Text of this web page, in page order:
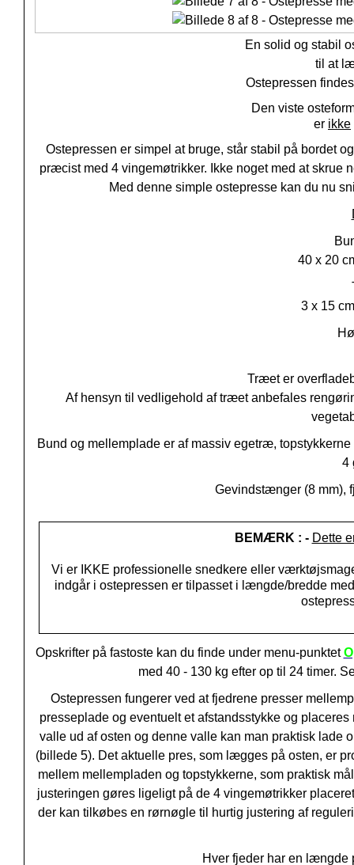
En solid og stabil
til at
Ostepressen
Den viste
er ikke
Ostepressen er simpel at bruge, står stabil på bordet
præcist med 4 vingemøtrikker. Ikke noget med at
Med denne simple ostepresse kan du nu
40 x 20
3 x 15
Træet er
Af hensyn til vedligehold af træet anbefales
Bund og mellemplade er af massiv egetræ,
4
Gevindstænger (8 mm),
BEMÆRK : - Dette
Vi er IKKE professionelle snedkere eller
indgår i ostepressen er tilpasset i længde/bredde
Opskrifter på fastoste kan du finde under menu-punktet
med 40 - 130 kg efter op til 24 timer.
Ostepressen fungerer ved at fjedrene presser
presseplade og eventuelt et afstandsstykke og
valle ud af osten og denne valle kan man praktisk lade
(billede 5). Det aktuelle pres, som lægges på osten, er
mellem mellempladen og topstykkerne, som praktisk
justeringen gøres ligeligt på de 4 vingemøtrikker
der kan tilkøbes en rørnøgle til hurtig justering af
Hver fjeder har en længde